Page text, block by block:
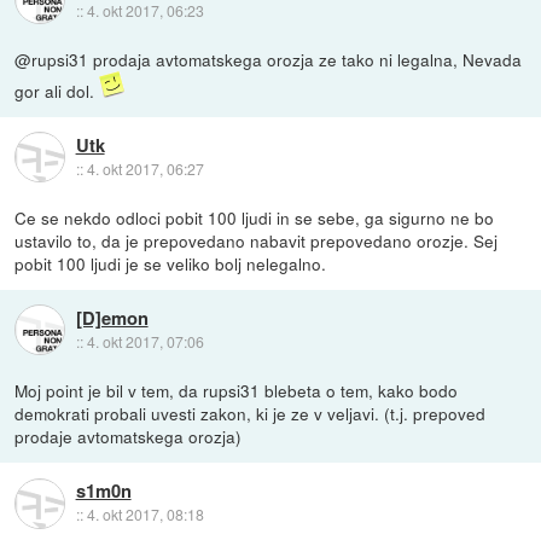
::4. okt 2017, 06:23
@rupsi31 prodaja avtomatskega orozja ze tako ni legalna, Nevada
gor ali dol.
Utk
::4. okt 2017, 06:27
Ce se nekdo odloci pobit 100 ljudi in se sebe, ga sigurno ne bo
ustavilo to, da je prepovedano nabavit prepovedano orozje. Sej
pobit 100 ljudi je se veliko bolj nelegalno.
[D]emon
::4. okt 2017, 07:06
Moj point je bil v tem, da rupsi31 blebeta o tem, kako bodo
demokrati probali uvesti zakon, ki je ze v veljavi. (t.j. prepoved
prodaje avtomatskega orozja)
s1m0n
::4. okt 2017, 08:18